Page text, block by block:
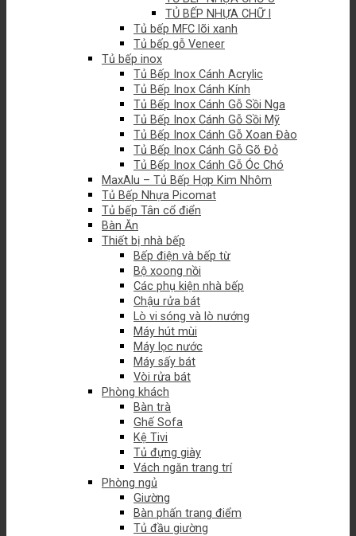
TỦ BẾP NHỰA CHỮ I
Tủ bếp MFC lõi xanh
Tủ bếp gỗ Veneer
Tủ bếp inox
Tủ Bếp Inox Cánh Acrylic
Tủ Bếp Inox Cánh Kính
Tủ Bếp Inox Cánh Gỗ Sồi Nga
Tủ Bếp Inox Cánh Gỗ Sồi Mỹ
Tủ Bếp Inox Cánh Gỗ Xoan Đào
Tủ Bếp Inox Cánh Gỗ Gõ Đỏ
Tủ Bếp Inox Cánh Gỗ Óc Chó
MaxAlu – Tủ Bếp Hợp Kim Nhôm
Tủ Bếp Nhựa Picomat
Tủ bếp Tân cổ điển
Bàn Ăn
Thiết bị nhà bếp
Bếp điện và bếp từ
Bộ xoong nồi
Các phụ kiện nhà bếp
Chậu rửa bát
Lò vi sóng và lò nướng
Máy hút mùi
Máy lọc nước
Máy sấy bát
Vòi rửa bát
Phòng khách
Bàn trà
Ghế Sofa
Kệ Tivi
Tủ đựng giày
Vách ngăn trang trí
Phòng ngủ
Giường
Bàn phấn trang điểm
Tủ đầu giường